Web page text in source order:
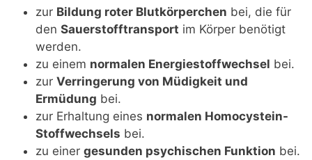
zur Bildung roter Blutkörperchen bei, die für
den Sauerstofftransport im Körper benötigt
werden.
zu einem normalen Energiestoffwechsel bei.
zur Verringerung von Müdigkeit und
Ermüdung bei.
zur Erhaltung eines normalen Homocystein-
Stoffwechsels bei.
zu einer gesunden psychischen Funktion bei.